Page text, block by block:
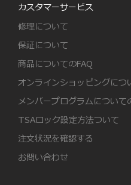
カスタマーサービス
修理について
保証について
商品についてのFAQ
オンラインショッピングにつ
メンバープログラムについて
TSAロック設定方法ついて
注文状況を確認する
お問い合わせ